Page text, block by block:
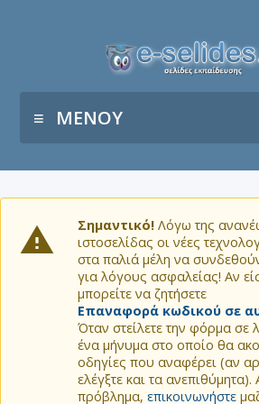
ΜΕΝΟΥ
Σημαντικό! Λόγω της
ιστοσελίδας οι νέες
στα παλιά μέλη να
για λόγους ασφαλείας! Αν
μπορείτε να ζητήσετε
Επαναφορά κωδικού σε
Όταν στείλετε την φόρμα σε
ένα μήνυμα στο οποίο θα
οδηγίες που αναφέρει (αν
ελέγξτε και τα ανεπιθύμητα).
πρόβλημα, επικοινωνήστε